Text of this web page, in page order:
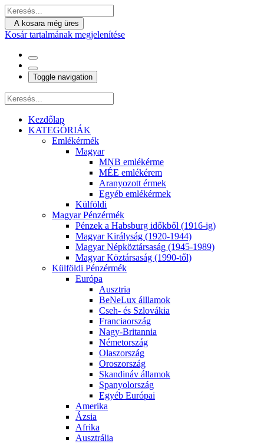
A kosara még üres
Kosár tartalmának megjelenítése
Toggle navigation
Kezdőlap
KATEGÓRIÁK
Emlékérmék
Magyar
MNB emlékérme
MÉE emlékérem
Aranyozott érmek
Egyéb emlékérmek
Külföldi
Magyar Pénzérmék
Pénzek a Habsburg időkből (1916-ig)
Magyar Királyság (1920-1944)
Magyar Népköztársaság (1945-1989)
Magyar Köztársaság (1990-től)
Külföldi Pénzérmék
Európa
Ausztria
BeNeLux álllamok
Cseh- és Szlovákia
Franciaország
Nagy-Britannia
Németország
Olaszország
Oroszország
Skandináv államok
Spanyolország
Egyéb Európai
Amerika
Ázsia
Afrika
Ausztrália